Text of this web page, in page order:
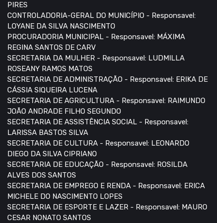
PIRES
CONTROLADORIA-GERAL DO MUNICÍPIO - Responsavel:
LOYANE DA SILVA NASCIMENTO
PROCURADORIA MUNICIPAL - Responsavel: MÁXIMA
REGINA SANTOS DE CARV
SECRETARIA DA MULHER - Responsavel: LUDMILLA
ROSEANY RAMOS MATOS
SECRETARIA DE ADMINISTRAÇÃO - Responsavel: ERIKA DE
CÁSSIA SIQUEIRA LUCENA
SECRETARIA DE AGRICULTURA - Responsavel: RAIMUNDO
JOÃO ANDRADE FILHO SEGUNDO
SECRETARIA DE ASSISTÊNCIA SOCIAL - Responsavel:
LARISSA BASTOS SILVA
SECRETARIA DE CULTURA - Responsavel: LEONARDO
DIEGO DA SILVA CIPRIANO
SECRETARIA DE EDUCAÇÃO - Responsavel: ROSILDA
ALVES DOS SANTOS
SECRETARIA DE EMPREGO E RENDA - Responsavel: ERICA
MICHELE DO NASCIMENTO LOPES
SECRETARIA DE ESPORTE E LAZER - Responsavel: MAURO
CESAR NONATO SANTOS